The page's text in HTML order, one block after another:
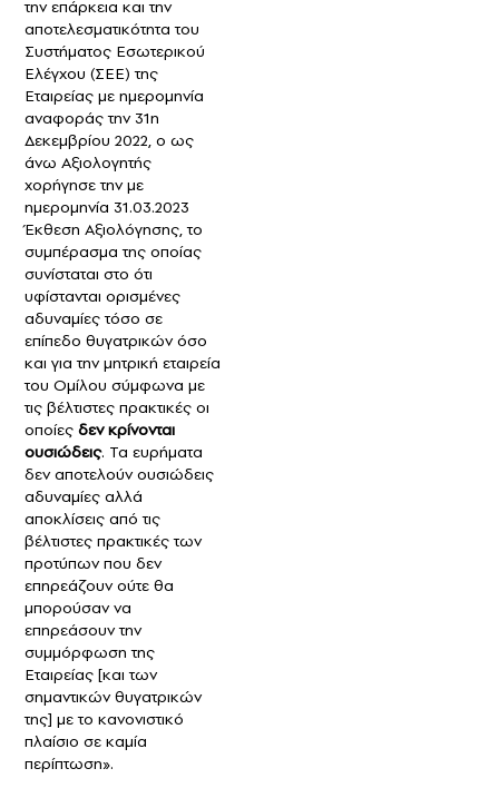
την επάρκεια και την
αποτελεσματικότητα του
Συστήματος Εσωτερικού
Ελέγχου (ΣΕΕ) της
Εταιρείας με ημερομηνία
αναφοράς την 31η
Δεκεμβρίου 2022, ο ως
άνω Αξιολογητής
χορήγησε την με
ημερομηνία 31.03.2023
Έκθεση Αξιολόγησης, το
συμπέρασμα της οποίας
συνίσταται στο ότι
υφίστανται ορισμένες
αδυναμίες τόσο σε
επίπεδο θυγατρικών όσο
και για την μητρική εταιρεία
του Ομίλου σύμφωνα με
τις βέλτιστες πρακτικές οι
οποίες δεν κρίνονται
ουσιώδεις. Τα ευρήματα
δεν αποτελούν ουσιώδεις
αδυναμίες αλλά
αποκλίσεις από τις
βέλτιστες πρακτικές των
προτύπων που δεν
επηρεάζουν ούτε θα
μπορούσαν να
επηρεάσουν την
συμμόρφωση της
Εταιρείας [και των
σημαντικών θυγατρικών
της] με το κανονιστικό
πλαίσιο σε καμία
περίπτωση».